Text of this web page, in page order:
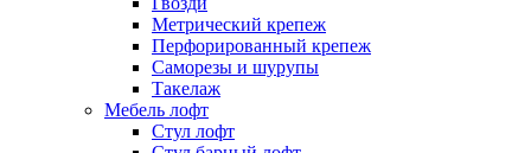
Метрический крепеж
Перфорированный крепеж
Саморезы и шурупы
Такелаж
Мебель лофт
Стул лофт